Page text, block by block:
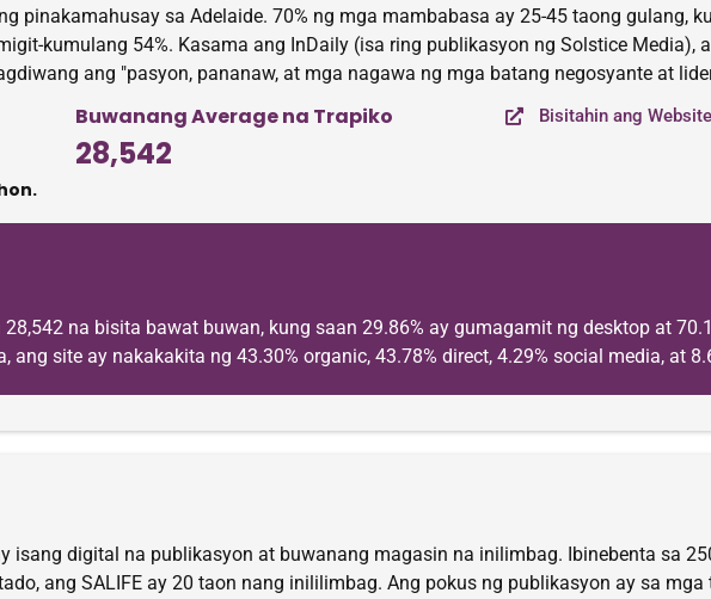
pinakamahusay sa Adelaide. 70% ng mga mambabasa ay 25-45 taong gulang,
kumulang 54%. Kasama ang InDaily (isa ring publikasyon ng Solstice Media),
ang "pasyon, pananaw, at mga nagawa ng mga batang negosyante at
Buwanang Average na Trapiko
28,542
Bisitahin ang Website
na bisita bawat buwan, kung saan 29.86% ay gumagamit ng desktop at
ang site ay nakakakita ng 43.30% organic, 43.78% direct, 4.29% social media, at
isang digital na publikasyon at buwanang magasin na inilimbag. Ibinebenta sa
ang SALIFE ay 20 taon nang inililimbag. Ang pokus ng publikasyon ay sa